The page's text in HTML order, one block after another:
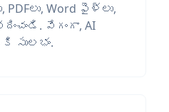
Word ఫైళ్లు,
వేగంగా, AI
సులభం.